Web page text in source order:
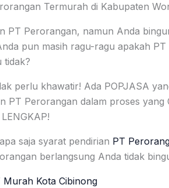
Termurah di Kabupaten
PT Perorangan, namun Anda
pun masih ragu-ragu apakah
tidak?
perlu khawatir! Ada POPJASA
PT Perorangan dalam proses yang
saja syarat pendirian PT
berlangsung Anda tidak
Murah Kota Cibinong